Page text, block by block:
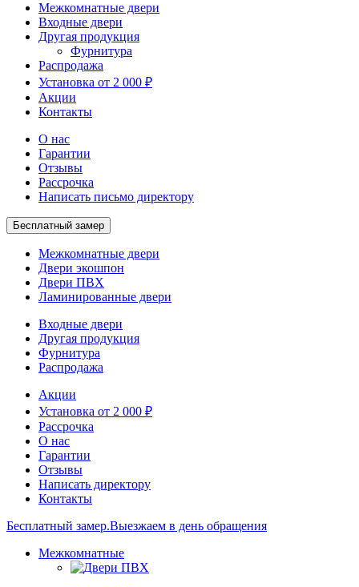
Межкомнатные двери
Входные двери
Другая продукция
Фурнитура
Распродажа
Установка от 2 000 ₽
Акции
Контакты
О нас
Гарантии
Отзывы
Рассрочка
Написать письмо директору
Бесплатный замер
Межкомнатные двери
Двери экошпон
Двери ПВХ
Ламинированные двери
Входные двери
Другая продукция
Фурнитура
Распродажа
Акции
Установка от 2 000 ₽
Рассрочка
О нас
Гарантии
Отзывы
Написать директору
Контакты
Бесплатный замер.Выезжаем в день обращения
Межкомнатные